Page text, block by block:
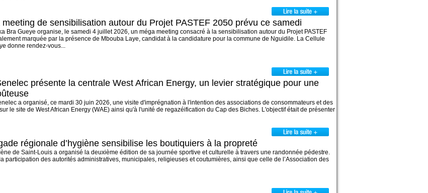
de sensibilisation autour du Projet PASTEF 2050 prévu ce samedi
Bra Gueye organise, le samedi 4 juillet 2026, un méga meeting consacré à la sensibilisation autour du Projet PASTEF
marquée par la présence de Mbouba Laye, candidat à la candidature pour la commune de Nguidile. La Cellule
donne rendez-vous...
présente la centrale West African Energy, un levier stratégique pour une
a organisé, ce mardi 30 juin 2026, une visite d'imprégnation à l'intention des associations de consommateurs et des
le site de West African Energy (WAE) ainsi qu'à l'unité de regazéification du Cap des Biches. L'objectif était de présenter
régionale d’hygiène sensibilise les boutiquiers à la propreté
de Saint-Louis a organisé la deuxième édition de sa journée sportive et culturelle à travers une randonnée pédestre.
participation des autorités administratives, municipales, religieuses et coutumières, ainsi que celle de l’Association des